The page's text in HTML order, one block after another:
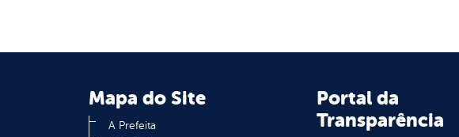
Mapa do Site
A Prefeita
Portal da
Transparência